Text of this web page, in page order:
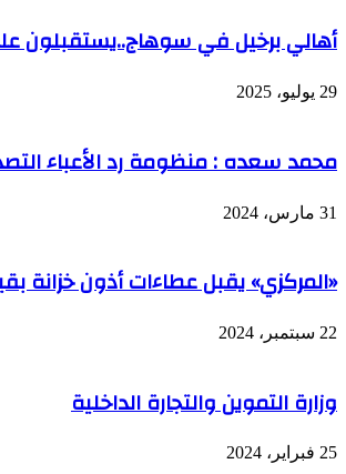
أهالي برخيل في سوهاج..يستقبلون
29 يوليو، 2025
محمد سعده : منظومة رد الأعباء التصديرية تضعنا
31 مارس، 2024
«المركزي» يقبل عطاءات أذون خزانة بقيمة 1.83 مليار جنيه وفائدة 26.98%
22 سبتمبر، 2024
وزارة التموين والتجارة الداخلية
25 فبراير، 2024